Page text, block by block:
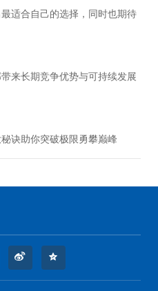
适合自己的选择，同时也期待
来长期竞争优势与可持续发展
诀助你突破极限勇攀巅峰